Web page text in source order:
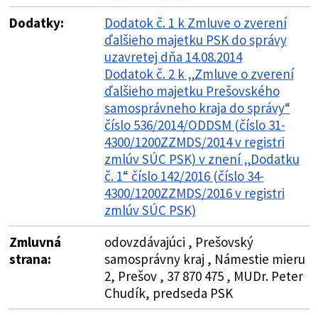
Dodatky:
Dodatok č. 1 k Zmluve o zverení
ďalšieho majetku PSK do správy
uzavretej dňa 14.08.2014
Dodatok č. 2 k „Zmluve o zverení
ďalšieho majetku Prešovského
samosprávneho kraja do správy“
číslo 536/2014/ODDSM (číslo 31-
4300/1200ZZMDS/2014 v registri
zmlúv SÚC PSK) v znení „Dodatku
č. 1“ číslo 142/2016 (číslo 34-
4300/1200ZZMDS/2016 v registri
zmlúv SÚC PSK)
Zmluvná
strana:
odovzdávajúci , Prešovský
samosprávny kraj , Námestie mieru
2, Prešov , 37 870 475 , MUDr. Peter
Chudík, predseda PSK